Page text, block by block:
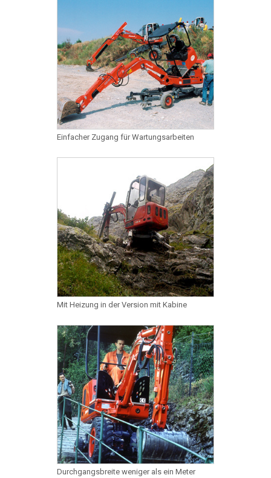
Einfacher Zugang für Wartungsarbeiten
Mit Heizung in der Version mit Kabine
Durchgangsbreite weniger als ein Meter